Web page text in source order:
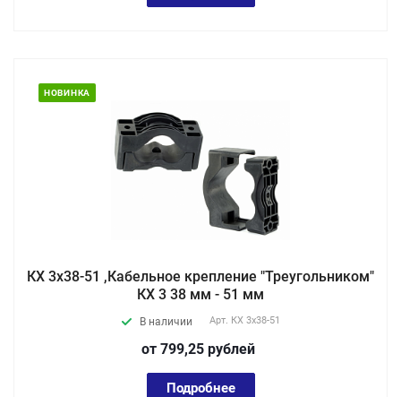
НОВИНКА
КХ 3x38-51 ,Кабельное крепление "Треугольником"
КХ 3 38 мм - 51 мм
В наличии Арт. КХ 3x38-51
от 799,25 рублей
Подробнее